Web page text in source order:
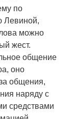
по
Левиной,
можно
жест.
общение
оно
общения,
наряду с
средствами